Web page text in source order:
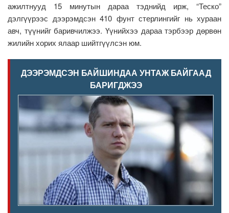
ажилтнууд 15 минутын дараа тэднийд ирж, “Теско”
дэлгүүрээс дээрэмдсэн 410 фунт стерлингийг нь хураан
авч, түүнийг баривчилжээ. Үүнийхээ дараа тэрбээр дөрвөн
жилийн хорих ялаар шийтгүүлсэн юм.
ДЭЭРЭМДСЭН БАЙШИНДАА УНТАЖ БАЙГААД
БАРИГДЖЭЭ